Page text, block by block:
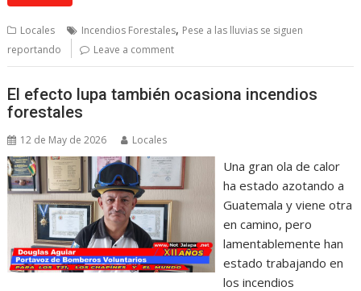
Locales Incendios Forestales, Pese a las lluvias se siguen
reportando
Leave a comment
El efecto lupa también ocasiona incendios
forestales
12 de May de 2026 Locales
Una gran ola de calor
ha estado azotando a
Guatemala y viene otra
en camino, pero
lamentablemente han
estado trabajando en
los incendios